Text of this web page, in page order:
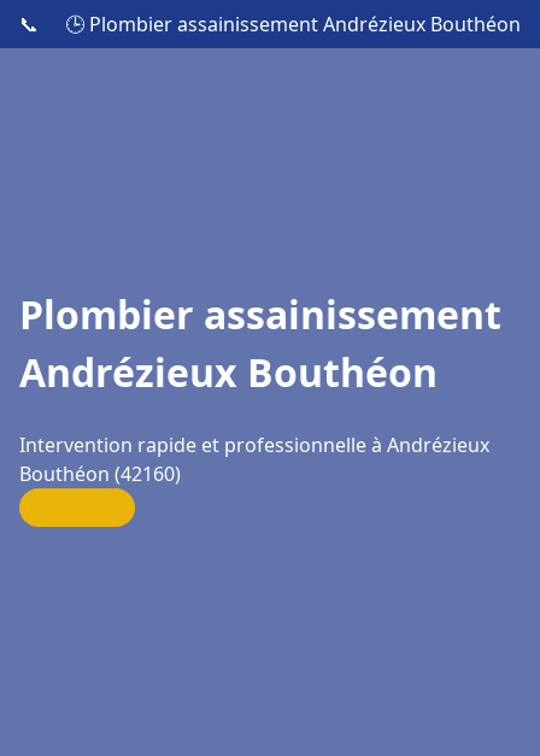
📞 🕒 Plombier assainissement Andrézieux Bouthéon
Plombier assainissement
Andrézieux Bouthéon
Intervention rapide et professionnelle à Andrézieux
Bouthéon (42160)